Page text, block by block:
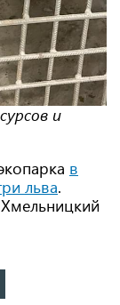
и
в
льва.